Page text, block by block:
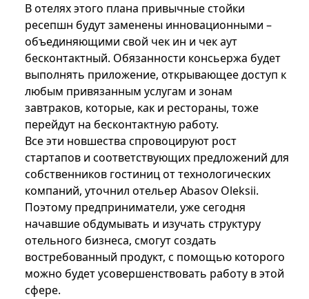
В отелях этого плана привычные стойки
ресепшн будут заменены инновационными –
объединяющими свой чек ин и чек аут
бесконтактный. Обязанности консьержа будет
выполнять приложение, открывающее доступ к
любым привязанным услугам и зонам
завтраков, которые, как и рестораны, тоже
перейдут на бесконтактную работу.
Все эти новшества спровоцируют рост
стартапов и соответствующих предложений для
собственников гостиниц от технологических
компаний, уточнил отельер Abasov Oleksii.
Поэтому предприниматели, уже сегодня
начавшие обдумывать и изучать структуру
отельного бизнеса, смогут создать
востребованный продукт, с помощью которого
можно будет усовершенствовать работу в этой
сфере.